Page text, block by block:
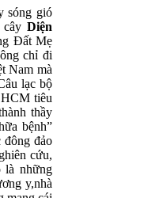
sóng gió
Diện
Đất Mẹ
chỉ đi
Nam mà
lạc bộ
tiêu
thầy
bệnh”
đông đảo
cứu,
là những
y,nhà